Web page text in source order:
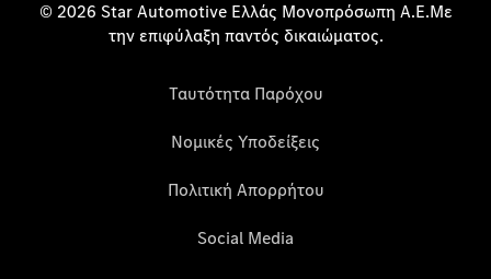
© 2026 Star Automotive Ελλάς Μονοπρόσωπη Α.Ε.Με
την επιφύλαξη παντός δικαιώματος.
Ταυτότητα Παρόχου
Νομικές Υποδείξεις
Πολιτική Απορρήτου
Social Media